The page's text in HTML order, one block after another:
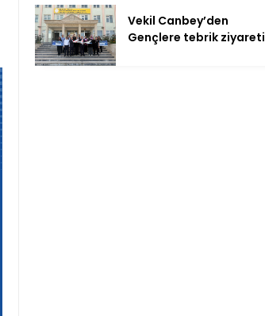
Vekil Canbey’den
Gençlere tebrik ziyareti